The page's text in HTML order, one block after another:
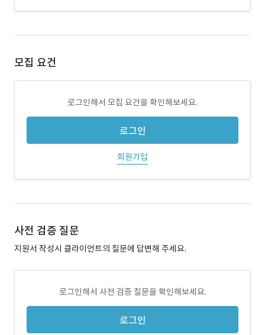
모집 요건
로그인해서 모집 요건을 확인해보세요.
로그인
회원가입
사전 검증 질문
지원서 작성시 클라이언트의 질문에 답변해 주세요.
로그인해서 사전 검증 질문을 확인해보세요.
로그인